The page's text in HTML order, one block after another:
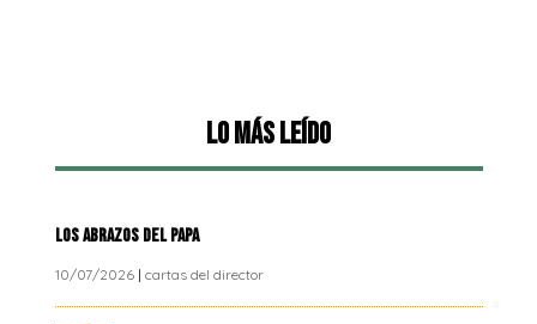
Lo más leído
LOS ABRAZOS DEL PAPA
10/07/2026| cartas del director